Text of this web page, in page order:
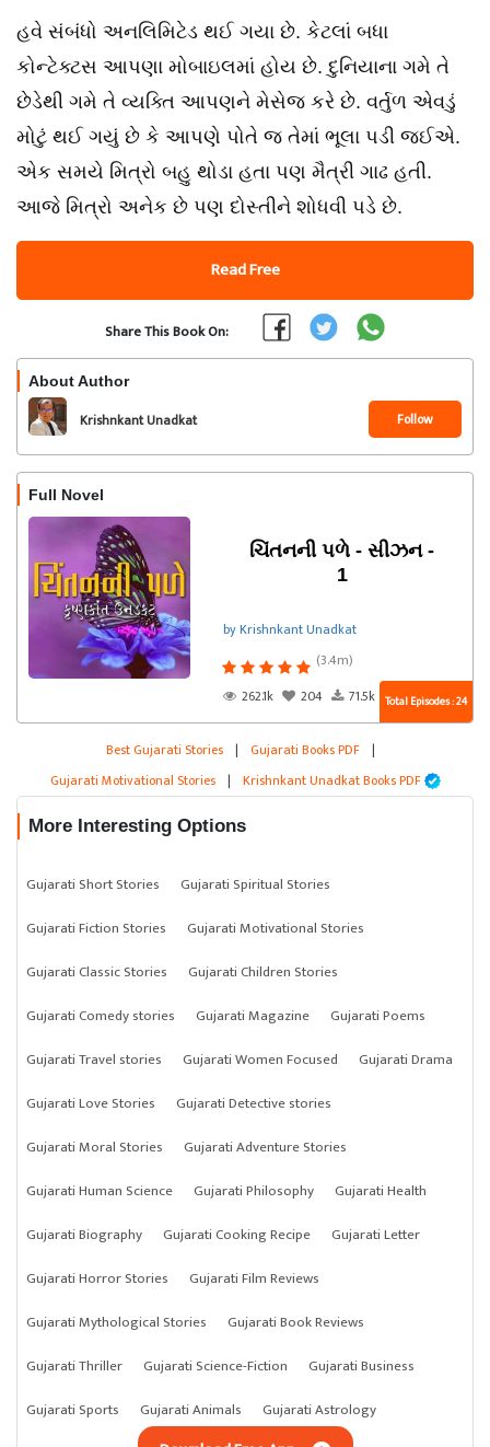
હવે સંબંધો અનલિમિટેડ થઈ ગયા છે. કેટલાં બધા
કોન્ટેક્ટસ આપણા મોબાઇલમાં હોય છે. દુનિયાના ગમે તે
છેડેથી ગમે તે વ્યક્તિ આપણને મેસેજ કરે છે. વર્તુળ એવડું
મોટું થઈ ગયું છે કે આપણે પોતે જ તેમાં ભૂલા પડી જઈએ.
એક સમયે મિત્રો બહુ થોડા હતા પણ મૈત્રી ગાઢ હતી.
આજે મિત્રો અનેક છે પણ દોસ્તીને શોધવી પડે છે.
Read Free
Share This Book On:
About Author
Krishnkant Unadkat Follow
Full Novel
ચિંતનની પળે - સીઝન -
1
by Krishnkant Unadkat
(3.4m)
262.1k
204 71.5k Total Episodes : 24
Best Gujarati Stories | Gujarati Books PDF |
Gujarati Motivational Stories | Krishnkant Unadkat Books PDF
More Interesting Options
Gujarati Short Stories
Gujarati Spiritual Stories
Gujarati Fiction Stories
Gujarati Motivational Stories
Gujarati Classic Stories
Gujarati Children Stories
Gujarati Comedy stories
Gujarati Magazine
Gujarati Poems
Gujarati Travel stories
Gujarati Women Focused
Gujarati Drama
Gujarati Love Stories
Gujarati Detective stories
Gujarati Moral Stories
Gujarati Adventure Stories
Gujarati Human Science
Gujarati Philosophy
Gujarati Health
Gujarati Biography
Gujarati Cooking Recipe
Gujarati Letter
Gujarati Horror Stories
Gujarati Film Reviews
Gujarati Mythological Stories
Gujarati Book Reviews
Gujarati Thriller
Gujarati Science-Fiction
Gujarati Business
Gujarati Sports
Gujarati Animals
Gujarati Astrology